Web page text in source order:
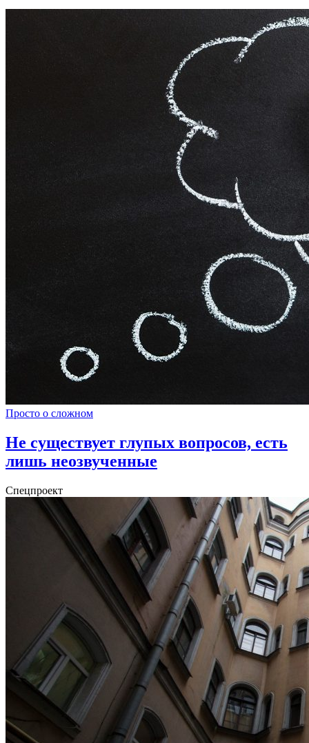
Просто о сложном
Не существует глупых вопросов, есть
лишь неозвученные
Спецпроект